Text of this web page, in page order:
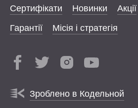
Сертифікати
Новинки Акції
Гарантії
Місія і стратегія
Зроблено в Кодельной